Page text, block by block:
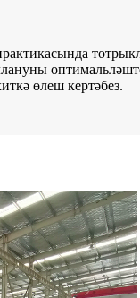
өлеш кертәбез.